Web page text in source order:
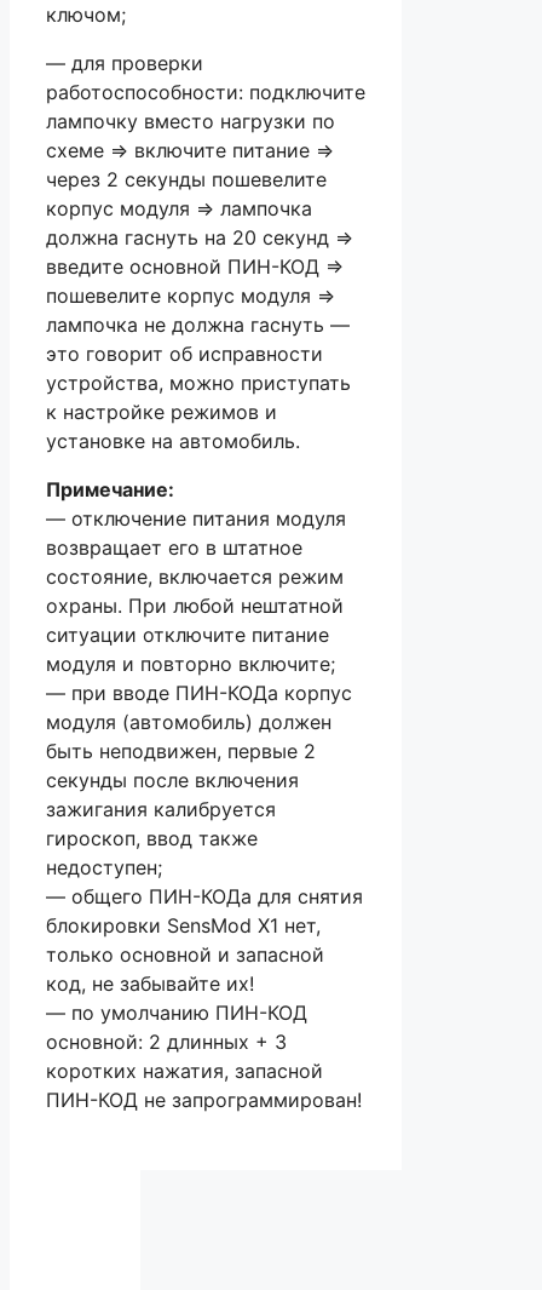
ключом;
— для проверки
работоспособности: подключите
лампочку вместо нагрузки по
схеме => включите питание =>
через 2 секунды пошевелите
корпус модуля => лампочка
должна гаснуть на 20 секунд =>
введите основной ПИН-КОД =>
пошевелите корпус модуля =>
лампочка не должна гаснуть —
это говорит об исправности
устройства, можно приступать
к настройке режимов и
установке на автомобиль.
Примечание:
— отключение питания модуля
возвращает его в штатное
состояние, включается режим
охраны. При любой нештатной
ситуации отключите питание
модуля и повторно включите;
— при вводе ПИН-КОДа корпус
модуля (автомобиль) должен
быть неподвижен, первые 2
секунды после включения
зажигания калибруется
гироскоп, ввод также
недоступен;
— общего ПИН-КОДа для снятия
блокировки SensMod X1 нет,
только основной и запасной
код, не забывайте их!
— по умолчанию ПИН-КОД
основной: 2 длинных + 3
коротких нажатия, запасной
ПИН-КОД не запрограммирован!